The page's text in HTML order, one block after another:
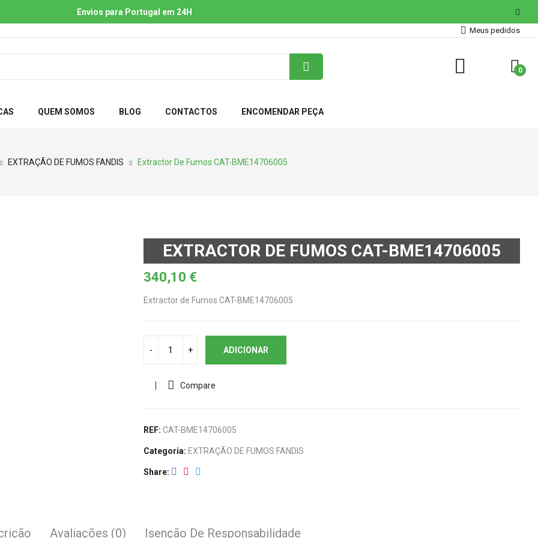
Envios para Portugal em 24H
Meus pedidos
0
QUEM SOMOS BLOG CONTACTOS ENCOMENDAR PEÇA
EXTRAÇÃO DE FUMOS FANDIS Extractor De Fumos CAT-BME14706005
EXTRACTOR DE FUMOS CAT-BME14706005
340,10 €
Extractor de Fumos CAT-BME14706005
ADICIONAR
Compare
REF: CAT-BME14706005
Categoria: EXTRAÇÃO DE FUMOS FANDIS
Share
Avaliações (0) Isenção De Responsabilidade